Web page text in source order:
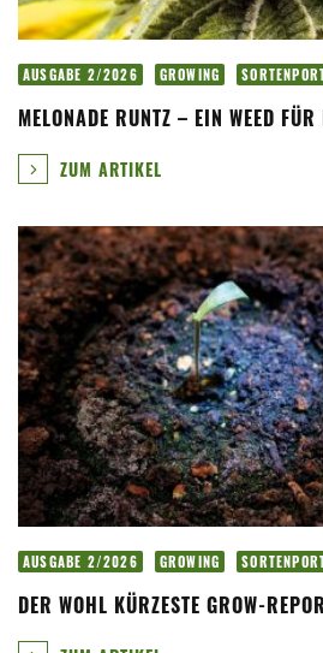
AUSGABE 2/2026 GROWING
MELONADE RUNTZ – EIN WEED
ZUM ARTIKEL
AUSGABE 2/2026 GROWING
DER WOHL KÜRZESTE GROW-